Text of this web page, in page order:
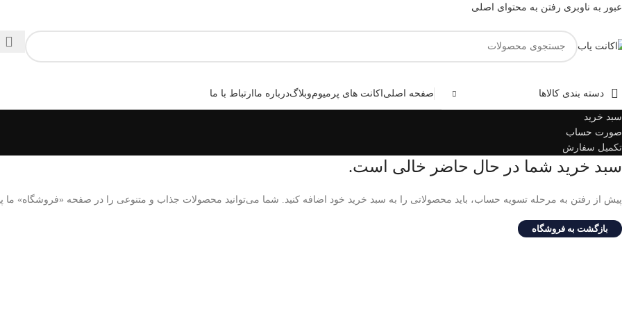
عبور به ناوبری رفتن به محتوای اصلی
دسته بندی کالاها صفحه اصلی اکانت های پرمیوموبلاگدرباره ما ارتباط با ما
سبد خرید
صورت حساب
تکمیل سفارش
سبد خرید شما در حال حاضر خالی است.
پیش از رفتن به مرحله تسویه حساب، باید محصولاتی را به سبد خرید خود اضافه کنید. شما می‌توانید محصولات جذاب و متنوعی را در صفحه «فروشگاه» ما
بازگشت به فروشگاه